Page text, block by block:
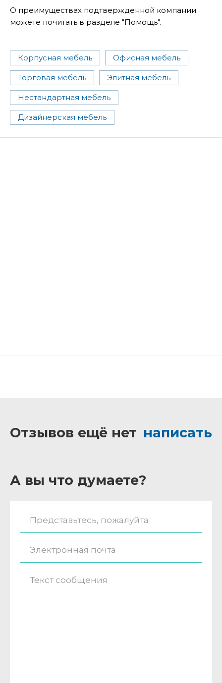
О преимуществах подтвержденной компании
можете почитать в разделе "Помощь".
Корпусная мебель Офисная мебель
Торговая мебель Элитная мебель
Нестандартная мебель
Дизайнерская мебель
Отзывов ещё нет написать
А вы что думаете?